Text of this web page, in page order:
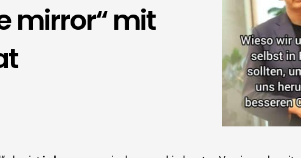
mirror“ mit